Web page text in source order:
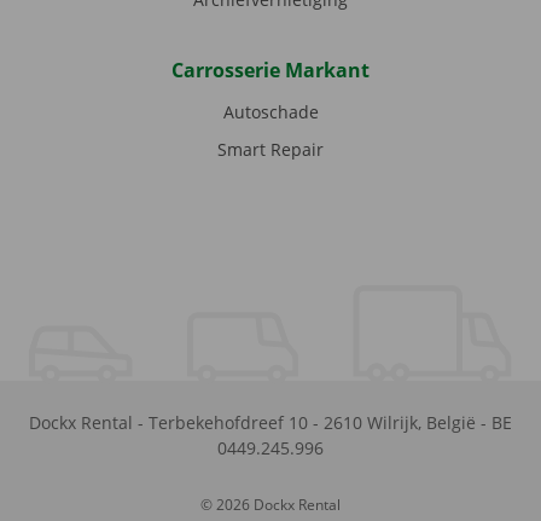
Carrosserie Markant
Autoschade
Smart Repair
Dockx Rental - Terbekehofdreef 10 - 2610 Wilrijk, België - BE
0449.245.996
© 2026 Dockx Rental